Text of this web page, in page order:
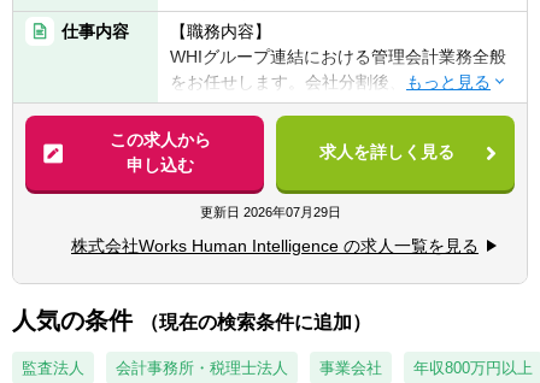
よび業績見通しに関する資料を作成する。
・その他、管理会計視点での分析とアクシ
ョンプランに関する資料を作成する。
・強固なビジネスモデルによって大きく成長
していく企業において、未完成の管理会計部
門の成長を自らの手で作っていくことができ
ます。経営に与える影響も非常に大きく、や
りがいのある仕事です。
■キャリアパス：
・スキル/マネジメント経験など資質やご意向
に合わせ、社内の状況に合わせ財務部門・関
連するプロジェクト内での幅広いキャリア形
■IFRSでの開示、連結決算等の経験
■事業会社/コンサルティング会社における経
営企画・財務経理分野の業務経験5年以上
■会計事務所・税理士事務所等での財務アド
バイザリー経験
・事業計画策定・モニタリング支援、管理会
計導入、M&A等におけるDD経験など
■監査法人における監査経験
■会計士または税理士資格をお持ちの方
理経験、監査経験
の他経理財務における業務改善経験
仕事内容
【職務内容】
WHIグループ連結における管理会計業務全般
をお任せします。会社分割後、急速に立ち上
げてきた新会社の管理会計部門の責任者とし
て、仕組みの構築から業務遂行までを行いな
がら、新たな管理会計体制を構築していただ
■経営に資する有益な管理会計情報の提供
■中期経営計画策定、年間予算策定、キャッ
シュフロー予算策定
■タイムリーな着地見込み・見通しの作成及
び管理
この求人から
申し込む
求人を詳しく見る
更新日 2026年07月29日
株式会社Works Human Intelligence の求人一覧を見る
人気の条件 （現在の検索条件に追加）
監査法人 会計事務所・税理士法人 事業会社 年収800万円以上